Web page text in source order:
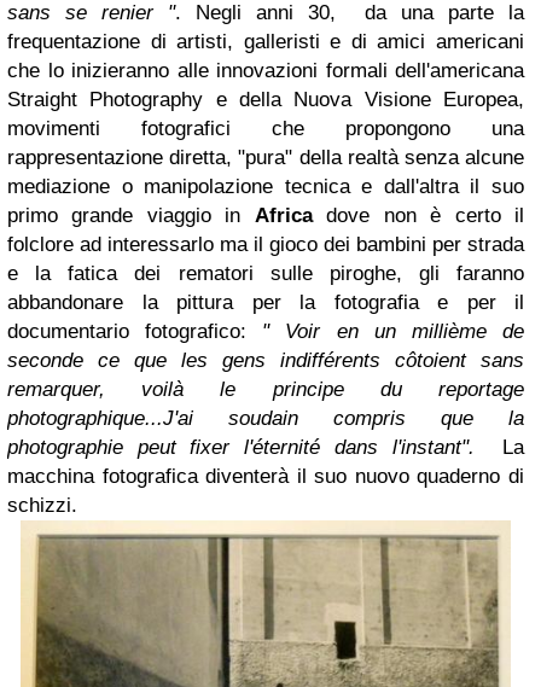
sans se renier ". Negli anni 30, da una parte la
frequentazione di artisti, galleristi e di amici americani
che lo inizieranno alle innovazioni formali dell'americana
Straight Photography e della Nuova Visione Europea,
movimenti fotografici che propongono una
rappresentazione diretta, "pura" della realtà senza alcune
mediazione o manipolazione tecnica e dall'altra il suo
primo grande viaggio in Africadove non è certo il
folclore ad interessarlo ma il gioco dei bambini per strada
e la fatica dei rematori sulle piroghe, gli faranno
abbandonare la pittura per la fotografia e per il
documentario fotografico: " Voir en un millième de
seconde ce que les gens indifférents côtoient sans
remarquer, voilà le principe du reportage
photographique...J'ai soudain compris que la
photographie peut fixer l'éternité dans l'instant".
La
macchina fotografica diventerà il suo nuovo quaderno di
schizzi.